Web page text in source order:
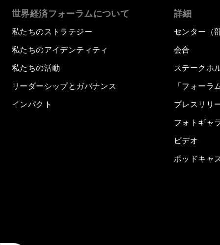
世界経済フォーラムについて
私たちのストラテジー
私たちのアイデンティティ
私たちの活動
リーダーシップとガバナンス
インパクト
詳細
センター（
会合
ステークホ
「フォーラ
プレスリリ
フォトギャ
ビデオ
ポッドキャ